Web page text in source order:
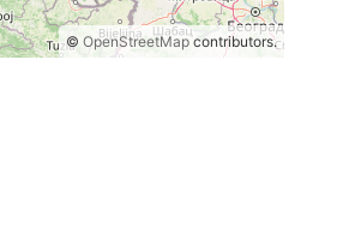
© OpenStreetMapcontributors.